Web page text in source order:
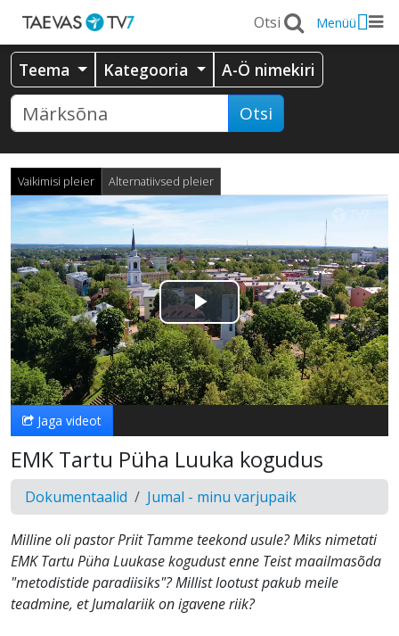
Menüü
Teema Kategooria A-Ö nimekiri
Otsi
Vaikimisi pleier Alternatiivsed pleier
Esita
video
Jaga videot
EMK Tartu Püha Luuka kogudus
Dokumentaalid Jumal - minu varjupaik
Milline oli pastor Priit Tamme teekond usule? Miks nimetati
EMK Tartu Püha Luukase kogudust enne Teist maailmasõda
"metodistide paradiisiks"? Millist lootust pakub meile
teadmine, et Jumalariik on igavene riik?